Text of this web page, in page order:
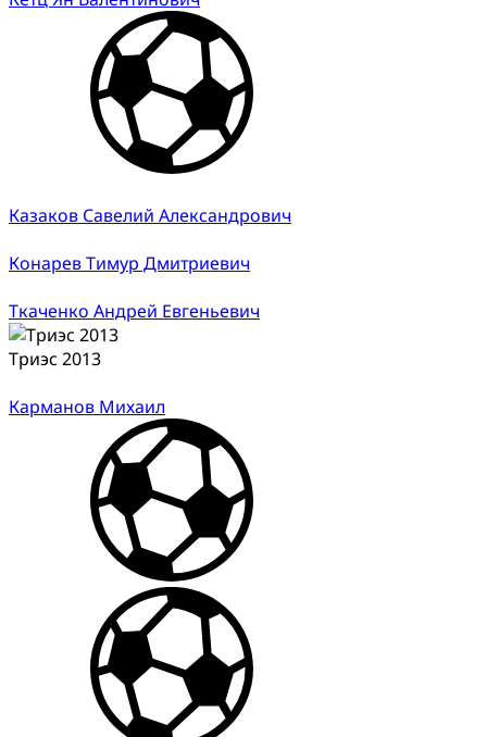
Казаков Савелий Александрович
Конарев Тимур Дмитриевич
Ткаченко Андрей Евгеньевич
Триэс 2013
Карманов Михаил